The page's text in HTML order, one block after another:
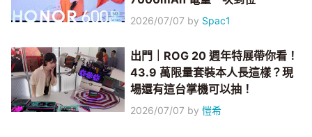
2026/07/07 by Spac1
出門｜ROG 20 週年特展帶你看！
43.9 萬限量套裝本人長這樣？現
場還有這台掌機可以抽！
2026/07/07 by愷希